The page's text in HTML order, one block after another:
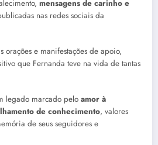
mensagens de carinho e
nas redes sociais da
e manifestações de apoio,
que Fernanda teve na vida de tantas
legado marcado pelo amor à
de conhecimento, valores
de seus seguidores e